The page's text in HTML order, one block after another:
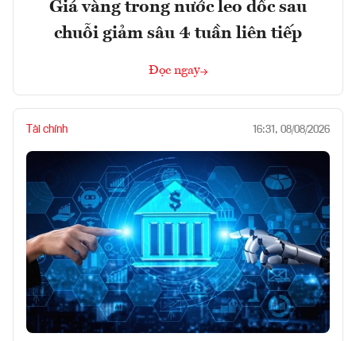
Giá vàng trong nước leo dốc sau
chuỗi giảm sâu 4 tuần liên tiếp
Đọc ngay
Tài chính 16:31, 08/08/2026